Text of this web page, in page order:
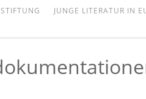
JUNGE LITERATUR IN